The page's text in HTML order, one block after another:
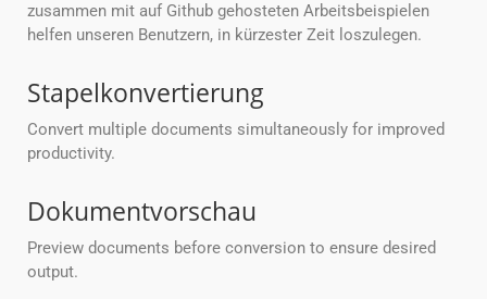
zusammen mit auf Github gehosteten Arbeitsbeispielen
helfen unseren Benutzern, in kürzester Zeit loszulegen.
Stapelkonvertierung
Convert multiple documents simultaneously for improved
productivity.
Dokumentvorschau
Preview documents before conversion to ensure desired
output.